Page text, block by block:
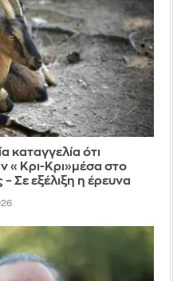
καταγγελία ότι
«Κρι-Κρι»μέσα στο
Σε εξέλιξη η έρευνα